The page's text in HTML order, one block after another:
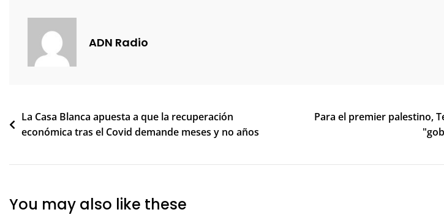
ADN Radio
Navegación
de
entradas
La Casa Blanca apuesta a que la recuperación
económica tras el Covid demande meses y no años
Para el premier palestino,
You may also like these